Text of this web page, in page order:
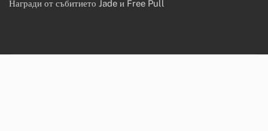
Награди от събитието Jade и Free Pull